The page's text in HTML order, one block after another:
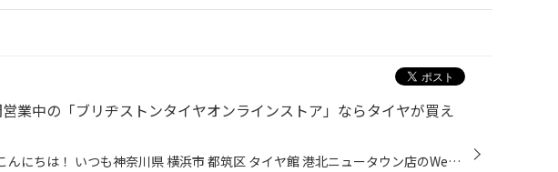
業中の「ブリヂストンタイヤオンラインストア」ならタイヤが買え
皆様、こんにちは！ いつも神奈川県 横浜市 都筑区 タイヤ館 港北ニュータウン店のWebを御覧の皆様ありがとうございます♪ タイヤ館は、あなたの町の "タイヤ専門店"です。 タイヤ館アプリダウンロード LINE友だち登録⇒トーク⇒公式アプリダウンロード 国内タイヤメーカーのブリヂストンが運営してい...